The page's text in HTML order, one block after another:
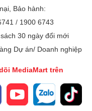
Bảo hành:
/ 1900 6743
30 ngày đổi mới
Dự án/ Doanh nghiệp
MediaMart trên